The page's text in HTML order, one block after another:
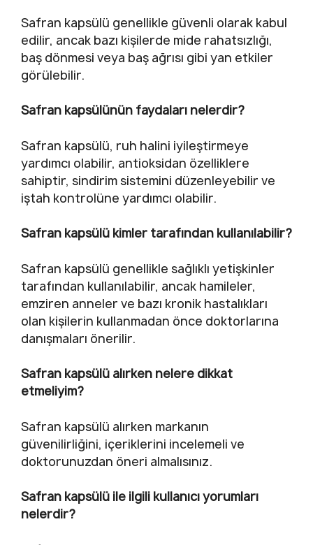
Safran kapsülü genellikle güvenli olarak kabul
edilir, ancak bazı kişilerde mide rahatsızlığı,
baş dönmesi veya baş ağrısı gibi yan etkiler
görülebilir.
Safran kapsülünün faydaları nelerdir?
Safran kapsülü, ruh halini iyileştirmeye
yardımcı olabilir, antioksidan özelliklere
sahiptir, sindirim sistemini düzenleyebilir ve
iştah kontrolüne yardımcı olabilir.
Safran kapsülü kimler tarafından kullanılabilir?
Safran kapsülü genellikle sağlıklı yetişkinler
tarafından kullanılabilir, ancak hamileler,
emziren anneler ve bazı kronik hastalıkları
olan kişilerin kullanmadan önce doktorlarına
danışmaları önerilir.
Safran kapsülü alırken nelere dikkat
etmeliyim?
Safran kapsülü alırken markanın
güvenilirliğini, içeriklerini incelemeli ve
doktorunuzdan öneri almalısınız.
Safran kapsülü ile ilgili kullanıcı yorumları
nelerdir?